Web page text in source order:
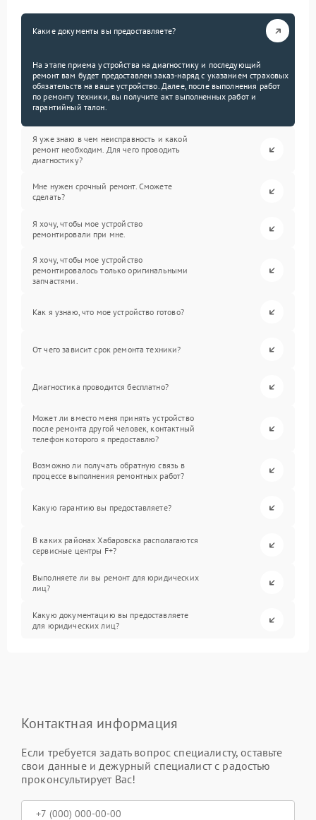
Какие документы вы предоставляете?
На этапе приема устройства на диагностику и последующий
ремонт вам будет предоставлен заказ-наряд с указанием страховых
обязательств на ваше устройство. Далее, после выполнения работ
по ремонту техники, вы получите акт выполненных работ и
гарантийный талон.
Я уже знаю в чем неисправность и какой
ремонт необходим. Для чего проводить
диагностику?
Мне нужен срочный ремонт. Сможете
сделать?
Я хочу, чтобы мое устройство
ремонтировали при мне.
Я хочу, чтобы мое устройство
ремонтировалось только оригинальными
запчастями.
Как я узнаю, что мое устройство готово?
От чего зависит срок ремонта техники?
Диагностика проводится бесплатно?
Может ли вместо меня принять устройство
после ремонта другой человек, контактный
телефон которого я предоставлю?
Возможно ли получать обратную связь в
процессе выполнения ремонтных работ?
Какую гарантию вы предоставляете?
В каких районах Хабаровска располагаются
сервисные центры F+?
Выполняете ли вы ремонт для юридических
лиц?
Какую документацию вы предоставляете
для юридических лиц?
Контактная информация
Если требуется задать вопрос специалисту, оставьте
свои данные и дежурный специалист с радостью
проконсультирует Вас!